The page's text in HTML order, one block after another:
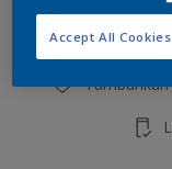
Accept All Cookies